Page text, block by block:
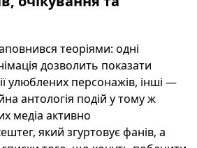
теоріями: одні
дозволить показати
улюблених персонажів, інші —
антологія подій у тому ж
медіа активно
який згуртовує фанів, а